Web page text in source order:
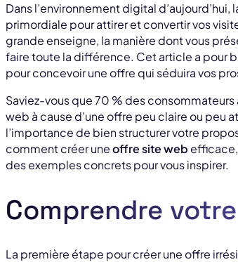
Dans l’environnement digital
primordiale pour attirer et convertir vos
grande enseigne, la manière dont vous
faire toute la différence. Cet article a pour
pour concevoir une offre qui séduira vos
Saviez-vous que 70 % des
web à cause d’une offre peu claire ou peu
l’importance de bien structurer votre
comment créer uneoffre site web
des exemples concrets pour vous inspirer.
Comprendre
La première étape pour créer une offre